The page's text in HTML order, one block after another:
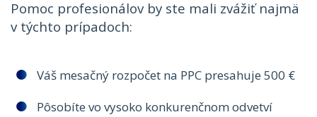
Pomoc profesionálov by ste mali zvážiť najmä
v týchto prípadoch:
Váš mesačný rozpočet na PPC presahuje 500 €
Pôsobíte vo vysoko konkurenčnom odvetví